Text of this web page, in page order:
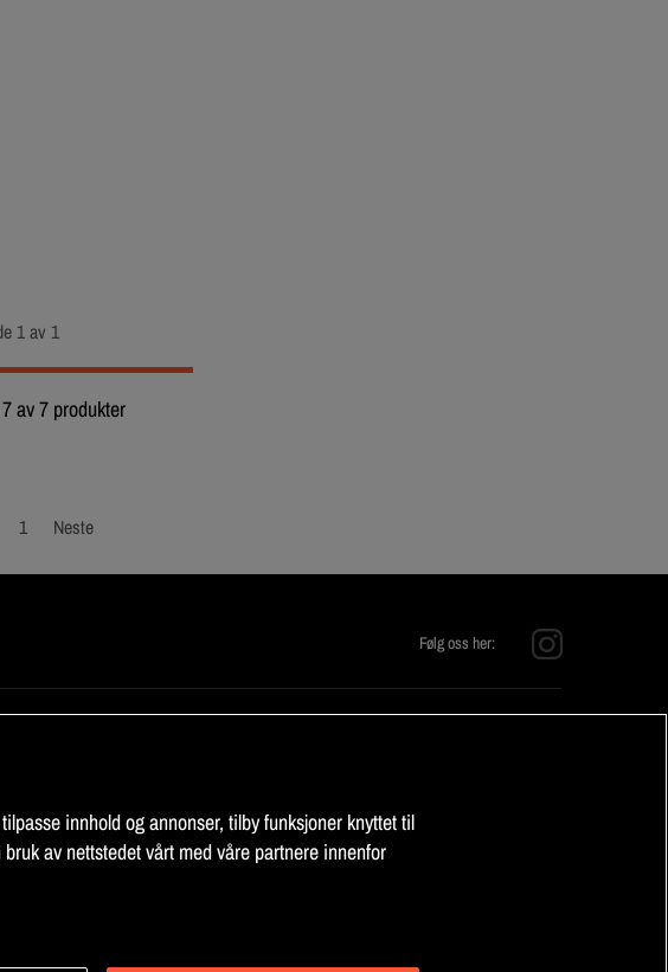
1 av 1
av 7 produkter
1 Neste
Følg oss her:
innhold og annonser, tilby funksjoner knyttet til
av nettstedet vårt med våre partnere innenfor